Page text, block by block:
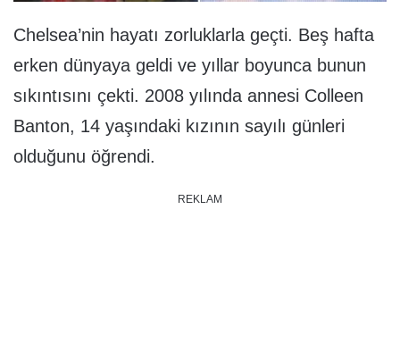
Chelsea’nin hayatı zorluklarla geçti. Beş hafta
erken dünyaya geldi ve yıllar boyunca bunun
sıkıntısını çekti. 2008 yılında annesi Colleen
Banton, 14 yaşındaki kızının sayılı günleri
olduğunu öğrendi.
REKLAM